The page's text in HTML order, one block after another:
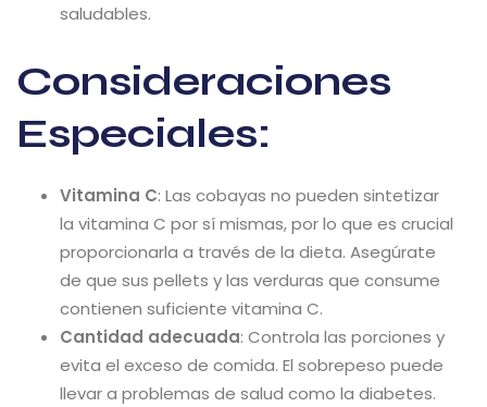
saludables.
Consideraciones
Especiales:
Vitamina C: Las cobayas no pueden sintetizar
la vitamina C por sí mismas, por lo que es crucial
proporcionarla a través de la dieta. Asegúrate
de que sus pellets y las verduras que consume
contienen suficiente vitamina C.
Cantidad adecuada: Controla las porciones y
evita el exceso de comida. El sobrepeso puede
llevar a problemas de salud como la diabetes.